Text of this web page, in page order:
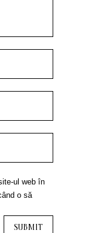
ul web în
o să